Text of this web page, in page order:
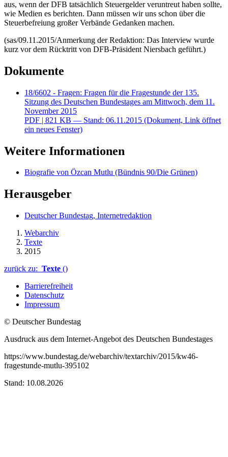
aus, wenn der DFB tatsächlich Steuergelder veruntreut haben sollte,
wie Medien es berichten. Dann müssen wir uns schon über die
Steuerbefreiung großer Verbände Gedanken machen.
(sas/09.11.2015/Anmerkung der Redaktion: Das Interview wurde
kurz vor dem Rücktritt von DFB-Präsident Niersbach geführt.)
Dokumente
18/6602 - Fragen: Fragen für die Fragestunde der 135.
Sitzung des Deutschen Bundestages am Mittwoch, dem 11.
November 2015
PDF | 821 KB — Stand: 06.11.2015 (Dokument, Link öffnet
ein neues Fenster)
Weitere Informationen
Biografie von Özcan Mutlu (Bündnis 90/Die Grünen)
Herausgeber
Deutscher Bundestag, Internetredaktion
Webarchiv
Texte
2015
zurück zu: Texte ()
Barrierefreiheit
Datenschutz
Impressum
© Deutscher Bundestag
Ausdruck aus dem Internet-Angebot des Deutschen Bundestages
https://www.bundestag.de/webarchiv/textarchiv/2015/kw46-
fragestunde-mutlu-395102
Stand: 10.08.2026